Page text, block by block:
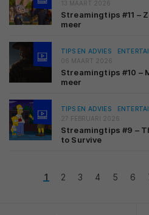
13 MAART 2026
Streamingtips #11 –
meer
TIPS EN ADVIES
06 MAART 2026
Streamingtips #10 –
meer
TIPS EN ADVIES
27 FEBRUARI 2026
Streamingtips #9 –
to Survive
1 2 3 4 5 6